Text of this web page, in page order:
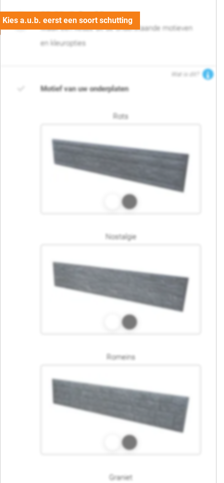
02. Motief en kleur
Maak een keuze uit de onderstaande motieven
en kleuropties
Wat is dit?
Motief van uw onderplaten
Rots
Nostalgie
Romeins
Graniet